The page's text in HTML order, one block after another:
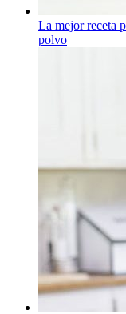
La mejor receta
polvo